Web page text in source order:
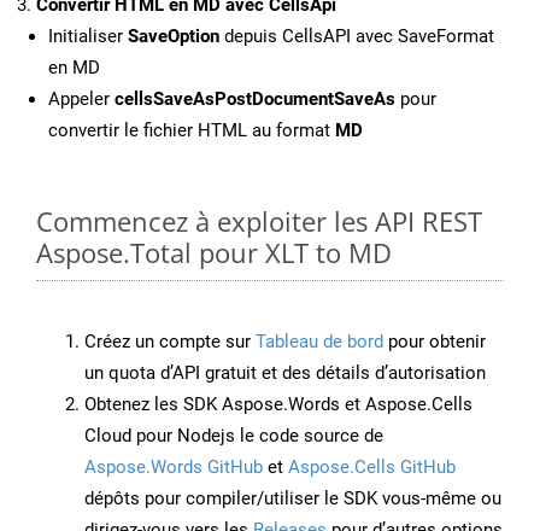
Convertir HTML en MD avec CellsApi
Initialiser SaveOption depuis CellsAPI avec SaveFormat
en MD
Appeler cellsSaveAsPostDocumentSaveAs pour
convertir le fichier HTML au format MD
Commencez à exploiter les API REST
Aspose.Total pour XLT to MD
Créez un compte sur Tableau de bord pour obtenir
un quota d’API gratuit et des détails d’autorisation
Obtenez les SDK Aspose.Words et Aspose.Cells
Cloud pour Nodejs le code source de
Aspose.Words GitHub et Aspose.Cells GitHub
dépôts pour compiler/utiliser le SDK vous-même ou